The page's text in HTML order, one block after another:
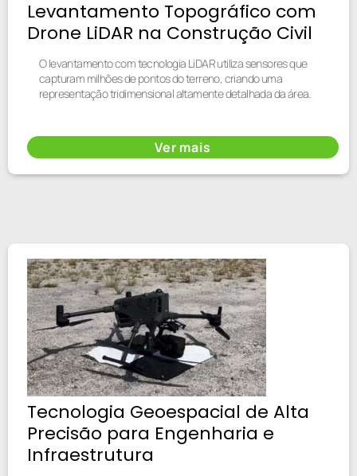
Levantamento Topográfico com
Drone LiDAR na Construção Civil
O levantamento com tecnologia LiDAR utiliza sensores que
capturam milhões de pontos do terreno, criando uma
representação tridimensional altamente detalhada da área.
Ver mais
Tecnologia Geoespacial de Alta
Precisão para Engenharia e
Infraestrutura